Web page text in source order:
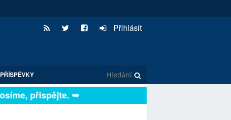
Přihlásit
PŘÍSPĚVKY
přispějte. ➥